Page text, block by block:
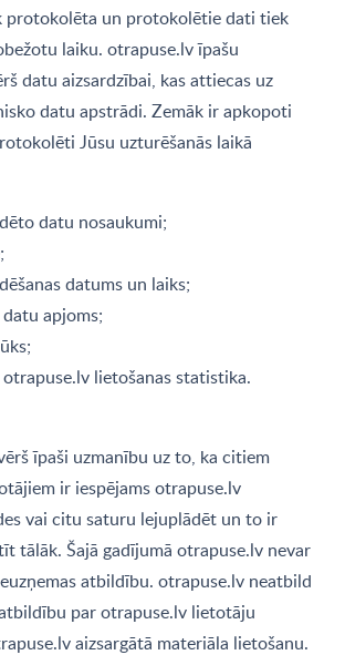
protokolēta un protokolētie dati tiek
laiku. otrapuse.lv īpašu
datu aizsardzībai, kas attiecas uz
datu apstrādi. Zemāk ir apkopoti
Jūsu uzturēšanās laikā
datu nosaukumi;
datums un laiks;
apjoms;
lietošanas statistika.
īpaši uzmanību uz to, ka citiem
ir iespējams otrapuse.lv
vai citu saturu lejuplādēt un to ir
tālāk. Šajā gadījumā otrapuse.lv nevar
atbildību. otrapuse.lv neatbild
par otrapuse.lv lietotāju
aizsargātā materiāla lietošanu.